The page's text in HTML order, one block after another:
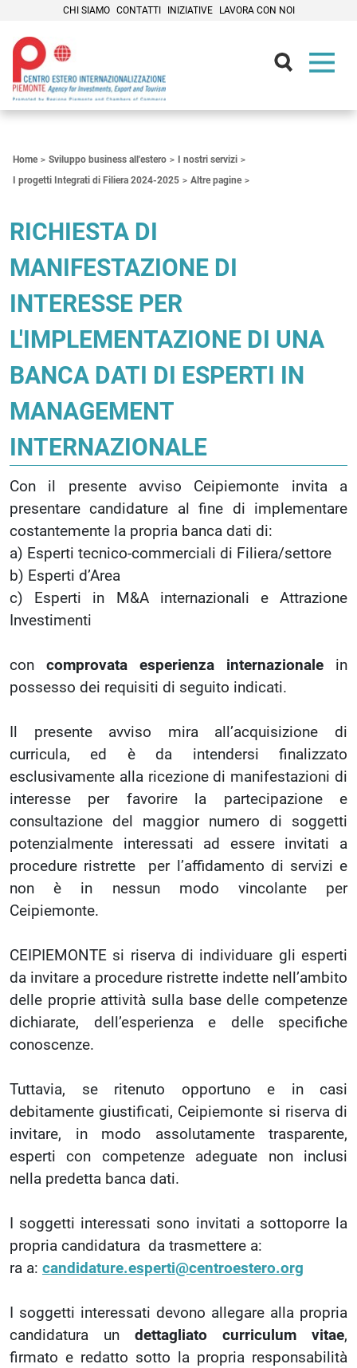
CHI SIAMO CONTATTI INIZIATIVE LAVORA CON NOI
Home Sviluppo business all'estero
I nostri servizi
I progetti Integrati di Filiera 2024-2025
Altre pagine
RICHIESTA DI
MANIFESTAZIONE DI
INTERESSE PER
L'IMPLEMENTAZIONE DI UNA
BANCA DATI DI ESPERTI IN
MANAGEMENT
INTERNAZIONALE
Con il presente avviso Ceipiemonte invita a
presentare candidature al fine di implementare
costantemente la propria banca dati di:
a) Esperti tecnico-commerciali di Filiera/settore
b) Esperti d’Area
c) Esperti in M&A internazionali e Attrazione
Investimenti
con comprovata esperienza internazionale in
possesso dei requisiti di seguito indicati.
Il presente avviso mira all’acquisizione di
curricula, ed è da intendersi finalizzato
esclusivamente alla ricezione di manifestazioni di
interesse per favorire la partecipazione e
consultazione del maggior numero di soggetti
potenzialmente interessati ad essere invitati a
procedure ristrette per l’affidamento di servizi e
non è in nessun modo vincolante per
Ceipiemonte.
CEIPIEMONTE si riserva di individuare gli esperti
da invitare a procedure ristrette indette nell’ambito
delle proprie attività sulla base delle competenze
dichiarate, dell’esperienza e delle specifiche
conoscenze.
Tuttavia, se ritenuto opportuno e in casi
debitamente giustificati, Ceipiemonte si riserva di
invitare, in modo assolutamente trasparente,
esperti con competenze adeguate non inclusi
nella predetta banca dati.
I soggetti interessati sono invitati a sottoporre la
propria candidatura da trasmettere a:
ra a: candidature.esperti@centroestero.org
I soggetti interessati devono allegare alla propria
candidatura un dettagliato curriculum vitae,
firmato e redatto sotto la propria responsabilità